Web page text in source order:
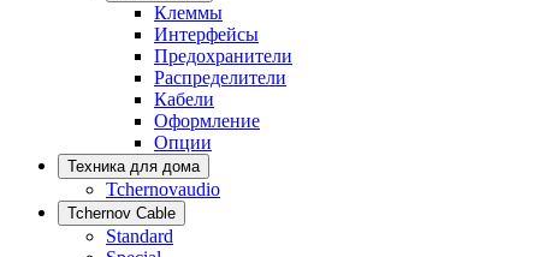
Клеммы
Интерфейсы
Предохранители
Распределители
Кабели
Оформление
Опции
Техника для дома
Tchernovaudio
Tchernov Cable
Standard